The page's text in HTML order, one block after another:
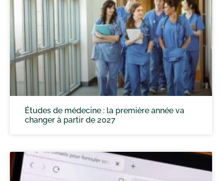
Études de médecine : la première année va
changer à partir de 2027